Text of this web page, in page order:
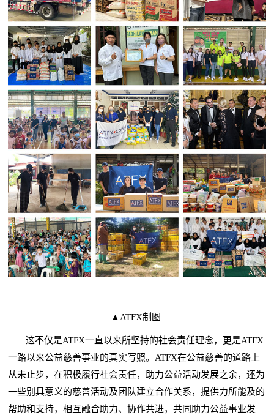
▲ATFX制图
这不仅是ATFX一直以来所坚持的社会责任理念，更是ATFX
一路以来公益慈善事业的真实写照。ATFX在公益慈善的道路上
从未止步，在积极履行社会责任，助力公益活动发展之余，还为
一些别具意义的慈善活动及团队建立合作关系，提供力所能及的
帮助和支持，相互融合助力、协作共进，共同助力公益事业发